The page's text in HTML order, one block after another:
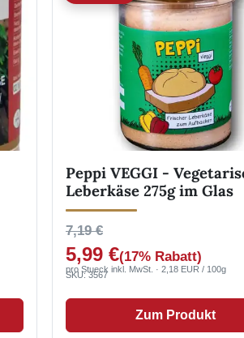
Peppi VEGGI -
Leberkäse 275g im Glas
7,19 €
5,99 €(17% Rabatt)
pro Stueck inkl. MwSt. · 2,18 EUR / 100g
SKU: 3567
Zum Produkt